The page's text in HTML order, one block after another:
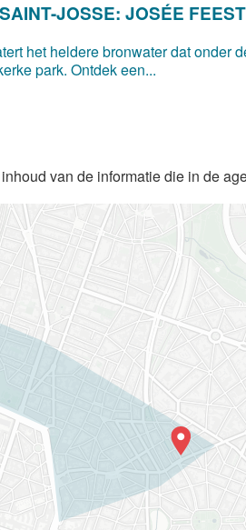
JOSSE: JOSÉE FEEST
het heldere bronwater dat onder
park. Ontdek een...
van de informatie die in de